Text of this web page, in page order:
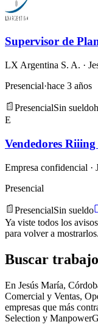
Supervisor de
LX Argentina S. A. ·
Presencial·hace 3 años
PresencialSin sueldo
E
Vendedores
Empresa confidencial ·
Presencial
PresencialSin sueldo
Ya viste todos los
para volver a mostrarlos.
Buscar
En Jesús María,
Comercial y Ventas,
empresas que más
Selection y